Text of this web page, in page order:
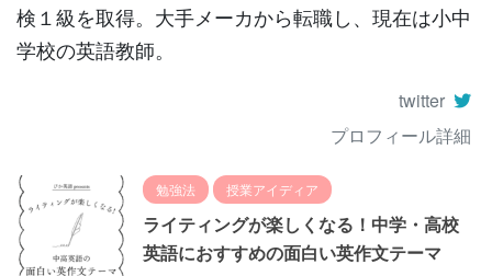
検１級を取得。大手メーカから転職し、現在は小中
学校の英語教師。
twitter
プロフィール詳細
勉強法 授業アイディア
ライティングが楽しくなる！中学・高校
英語におすすめの面白い英作文テーマ